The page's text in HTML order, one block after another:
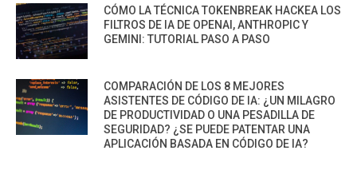
CÓMO LA TÉCNICA TOKENBREAK HACKEA LOS
FILTROS DE IA DE OPENAI, ANTHROPIC Y
GEMINI: TUTORIAL PASO A PASO
COMPARACIÓN DE LOS 8 MEJORES
ASISTENTES DE CÓDIGO DE IA: ¿UN MILAGRO
DE PRODUCTIVIDAD O UNA PESADILLA DE
SEGURIDAD? ¿SE PUEDE PATENTAR UNA
APLICACIÓN BASADA EN CÓDIGO DE IA?